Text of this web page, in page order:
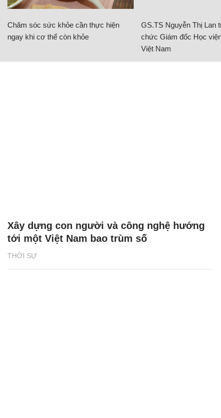
Chăm sóc sức khỏe cần thực hiện
ngay khi cơ thể còn khỏe
GS.TS Nguyễn Thị Lan
chức Giám đốc Học
Việt Nam
THỜI SỰ
Xây dựng con người và công nghệ hướng
tới một Việt Nam bao trùm số